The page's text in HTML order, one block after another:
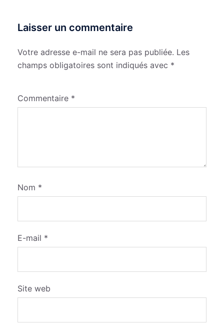
Laisser un commentaire
Votre adresse e-mail ne sera pas publiée. Les
champs obligatoires sont indiqués avec *
Commentaire *
Nom *
E-mail *
Site web